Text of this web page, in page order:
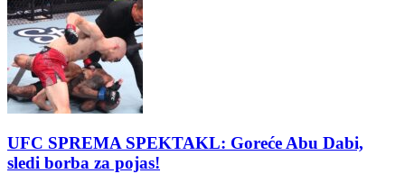
UFC SPREMA SPEKTAKL: Goreće Abu Dabi,
sledi borba za pojas!